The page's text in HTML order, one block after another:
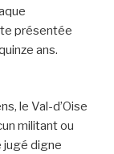
présentée
ans.
le Val-d’Oise
militant ou
jugé digne